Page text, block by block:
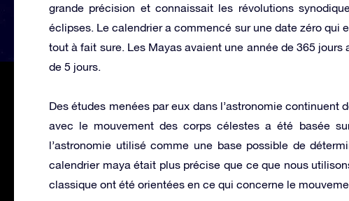
grande précision et connaissait les révolutions
éclipses. Le calendrier a commencé sur une date zéro qui
tout à fait sure. Les Mayas avaient une année de 365
de 5 jours.
Des études menées par eux dans l’astronomie continuent
avec le mouvement des corps célestes a été basée
l’astronomie utilisé comme une base possible de
calendrier maya était plus précise que ce que nous
classique ont été orientées en ce qui concerne le